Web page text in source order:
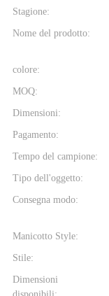
Stagione:
Nome del prodotto:
colore:
MOQ:
Dimensioni:
Pagamento:
Tempo del campione:
Tipo dell'oggetto:
Consegna modo:
Manicotto Style:
Stile:
Dimensioni